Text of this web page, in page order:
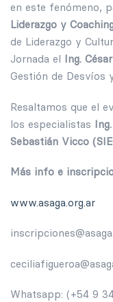
en este fenómeno,
Liderazgo y
de Liderazgo y
Jornada el Ing.
Gestión de Desvíos
Resaltamos que el
los especialistas
Sebastián Vicco
Más info e
www.asaga.org.ar
Whatsapp: (+54 9